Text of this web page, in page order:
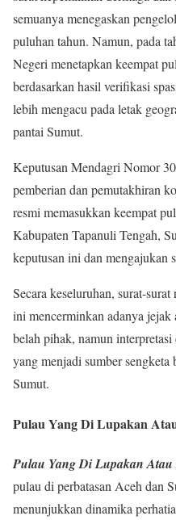
semuanya menegaskan
puluhan tahun. Namun, pada
Negeri menetapkan keempat
berdasarkan hasil verifikasi
lebih mengacu pada letak
pantai Sumut.
Keputusan Mendagri Nomor
pemberian dan pemutakhiran
resmi memasukkan keempat
Kabupaten Tapanuli Tengah,
keputusan ini dan mengajukan
Secara keseluruhan, surat-
ini mencerminkan adanya
belah pihak, namun
yang menjadi sumber
Sumut.
Pulau Yang Di Lupakan
Pulau Yang Di Lupakan Atau
pulau di perbatasan Aceh dan
menunjukkan dinamika